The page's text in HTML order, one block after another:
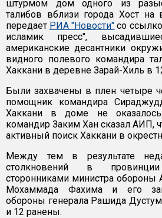
штурмом дом одного из
талибов вблизи города Хост на
передает РИА "Новости" со
исламик пресс",
американские десантники
видного полевого командира
Хаккани в деревне Зарай-Хиль в
Были захвачены в плен четыре
помощник командира
Хаккани в доме не
командир Заким Хан сказал АИП,
активный поиск Хаккани в
Между тем в результате
столкновений в
сторонниками министра обороны
Мохаммада Фахима и его
обороны генерала Рашида
и 12 ранены.